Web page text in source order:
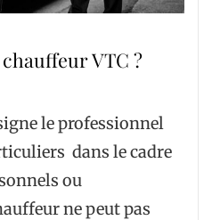
VTC ?
le professionnel
dans le cadre
ou
ne peut pas